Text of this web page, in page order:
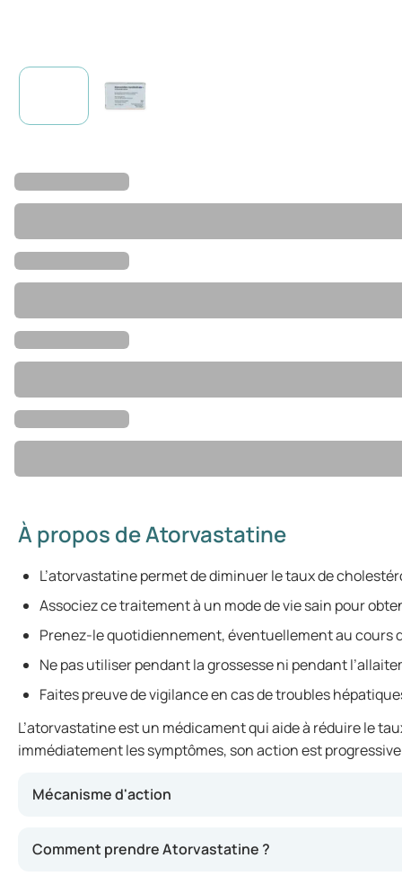
À propos de Atorvastatine
L’atorvastatine permet de diminuer le taux de
Associez ce traitement à un mode de vie sain pour
Prenez-le quotidiennement, éventuellement au cours
Ne pas utiliser pendant la grossesse ni pendant
Faites preuve de vigilance en cas de troubles
L’atorvastatine est un médicament qui aide à réduire le
immédiatement les symptômes, son action est
Mécanisme d'action
Comment prendre Atorvastatine ?